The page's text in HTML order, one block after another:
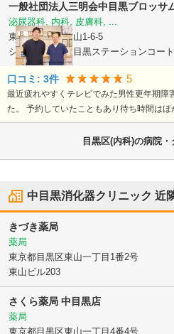
一般社団法人三明会中目黒ブロッサ
泌尿器科, 内科, 皮膚科, ...
東京都目黒区東山1-6-5
シティハウス中目黒ステーションコー
口コミ: 3件 5
最近疲れやすくテレビでみた男性更年期障
た。 予約していたこともあり待ち時間はほ
目黒区(内科)の病院
中目黒消化器クリニック 近
きづき薬局
薬局
東京都目黒区東山一丁目1番2号
東山ビル203
さくら薬局 中目黒店
薬局
東京都目黒区東山一丁目4番4号